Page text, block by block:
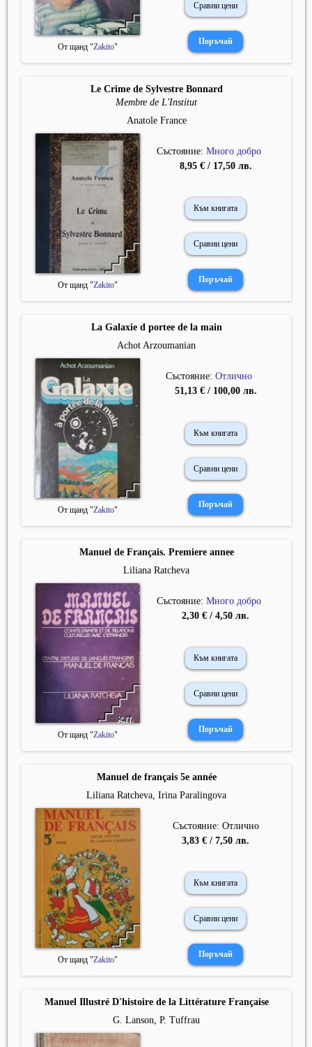
От щанд "Zakito"
Сравни цени
Le Crime de Sylvestre Bonnard
Membre de L'Institut
Anatole France
От щанд "Zakito"
Състояние: Много добро
8,95 € / 17,50 лв.
Към книгата
Сравни цени
La Galaxie d portee de la main
Achot Arzoumanian
От щанд "Zakito"
Състояние: Отлично
51,13 € / 100,00 лв.
Към книгата
Сравни цени
Manuel de Français. Premiere annee
Liliana Ratcheva
От щанд "Zakito"
Състояние: Много добро
2,30 € / 4,50 лв.
Към книгата
Сравни цени
Manuel de français 5e année
Liliana Ratcheva, Irina Paralingova
От щанд "Zakito"
Състояние: Отлично
3,83 € / 7,50 лв.
Към книгата
Сравни цени
Manuel Illustré D'histoire de la Littérature Française
G. Lanson, P. Tuffrau